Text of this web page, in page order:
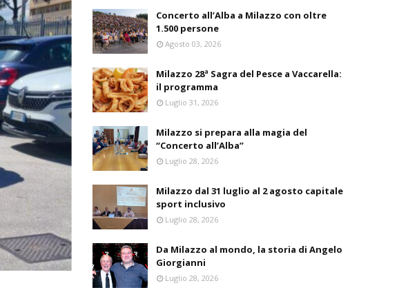
Concerto all’Alba a Milazzo con oltre
1.500 persone
Agosto 03, 2026
Milazzo 28ª Sagra del Pesce a Vaccarella:
il programma
Luglio 31, 2026
Milazzo si prepara alla magia del
“Concerto all’Alba”
Luglio 28, 2026
Milazzo dal 31 luglio al 2 agosto capitale
sport inclusivo
Luglio 28, 2026
Da Milazzo al mondo, la storia di Angelo
Giorgianni
Luglio 28, 2026